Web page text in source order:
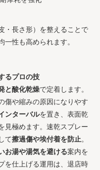
・長さ形）を整えることで
性も高められます。
るプロの技
と酸化乾燥で定着します。
傷や縮みの原因になりやす
ンターバルを置き、表面乾
見極めます。速乾スプレー
て擦過傷や埃付着を防止。
お湯や湯気を避ける案内を
を仕上げる運用は、退店時